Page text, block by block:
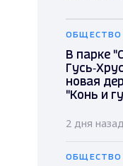
ОБЩЕСТВО
В парке
новая
"Конь и
2 дня назад
ОБЩЕСТВО